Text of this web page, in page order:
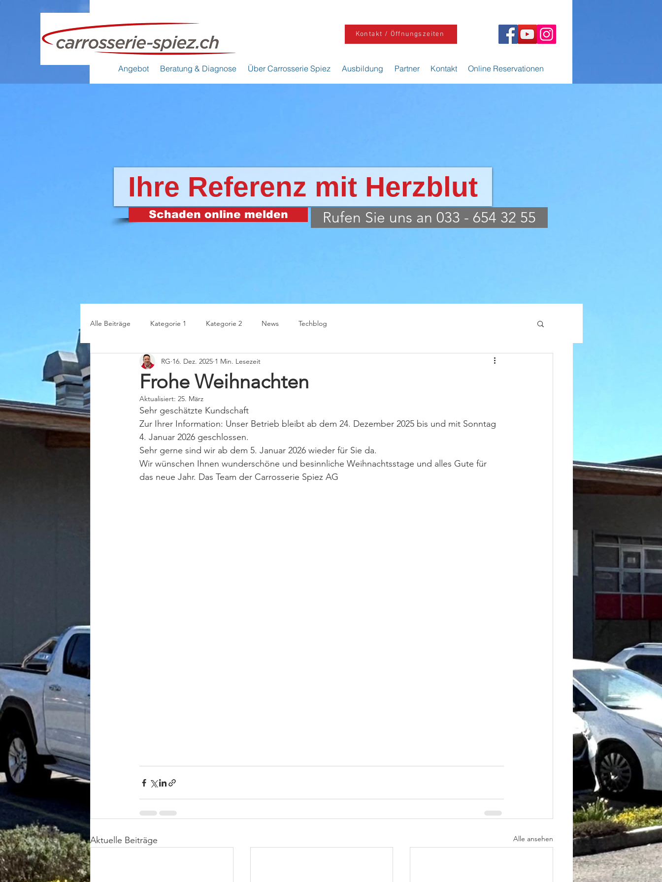
Angebot Beratung & Diagnose Über Carrosserie Spiez Ausbildung Partner Kontakt Online Reservationen
Kontakt / Öffnungszeiten
Ihre Referenz mit Herzblut
Schaden online melden Rufen Sie uns an 033 - 654 32 55
Alle Beiträge Kategorie 1 Kategorie 2 News Techblog
Frohe Weihnachten
RG 16. Dez. 2025 1 Min. Lesezeit
Aktualisiert: 25. März
Sehr geschätzte Kundschaft
Zur Ihrer Information: Unser Betrieb bleibt ab dem 24. Dezember 2025 bis und mit Sonntag
4. Januar 2026 geschlossen.
Sehr gerne sind wir ab dem 5. Januar 2026 wieder für Sie da.
Wir wünschen Ihnen wunderschöne und besinnliche Weihnachtsstage und alles Gute für
das neue Jahr. Das Team der Carrosserie Spiez AG
Aktuelle Beiträge Alle ansehen